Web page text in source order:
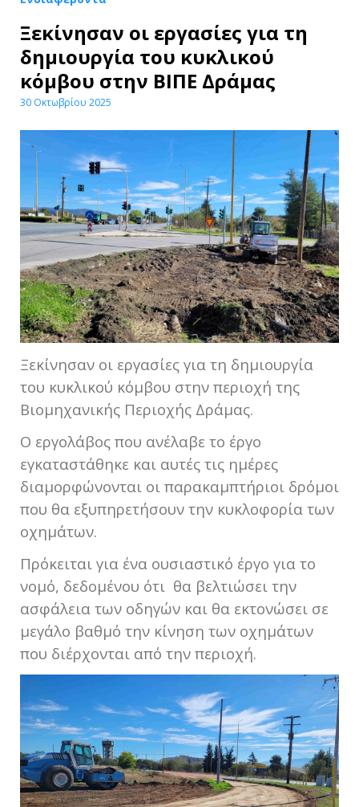
Ξεκίνησαν οι εργασίες για τη
δημιουργία του κυκλικού
κόμβου στην ΒΙΠΕ Δράμας
30 Οκτωβρίου 2025
Ξεκίνησαν οι εργασίες για τη δημιουργία
του κυκλικού κόμβου στην περιοχή της
Βιομηχανικής Περιοχής Δράμας.
Ο εργολάβος που ανέλαβε το έργο
εγκαταστάθηκε και αυτές τις ημέρες
διαμορφώνονται οι παρακαμπτήριοι δρόμοι
που θα εξυπηρετήσουν την κυκλοφορία των
οχημάτων.
Πρόκειται για ένα ουσιαστικό έργο για το
νομό, δεδομένου ότι θα βελτιώσει την
ασφάλεια των οδηγών και θα εκτονώσει σε
μεγάλο βαθμό την κίνηση των οχημάτων
που διέρχονται από την περιοχή.